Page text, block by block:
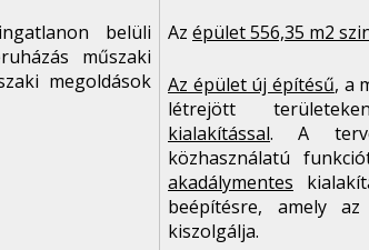
belüli
műszaki
megoldások
Az épület 556,35 m2
Az épület új építésű, a
létrejött
kialakítással. A
közhasználatú
akadálymentes
beépítésre, amely
kiszolgálja.